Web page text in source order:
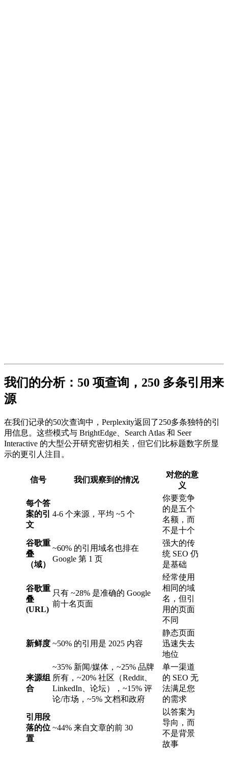
我们的分析：50 项查询，250 多条引用来
源
在我们记录的50次查询中，Perplexity返回了250多条独特的引
用信息。这些模式与 BrightEdge、Search Atlas 和 Seer
Interactive 的大型公开研究密切相关，但它们比标题数字所显
示的更引人注目。
信号 我们观察到的情况
对您的意
义
每个答
案的引
文
4-6 个来源，平均 ~5 个
你要竞争
的是五个
名额，而
不是十个
谷歌重
叠
（域）
~60% 的引用域名也排在
Google 第 1 页
强大的传
统 SEO 仍
是基础
谷歌重
叠
(URL)
只有 ~28% 是准确的 Google
前十名页面
经常使用
相同的域
名，但引
用的页面
不同
新鲜度 ~50% 的引用是 2025 内容
静态页面
迅速失去
地位
来源组
合
~35% 新闻/媒体，~25% 品牌
所有，~20% 社区（Reddit、
LinkedIn、论坛），~15% 评
论/市场，~5% 文档和政府
单一渠道
的 SEO 无
法满足您
的需求
引用段
落的位
置
~44% 来自文章的前 30
以答案为
导向，而
不是背景
故事